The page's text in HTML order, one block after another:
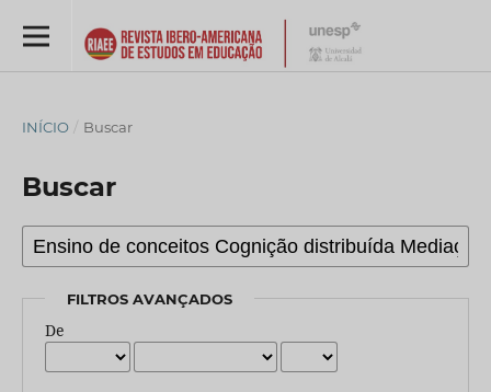
INÍCIO / Buscar
Buscar
FILTROS AVANÇADOS
De